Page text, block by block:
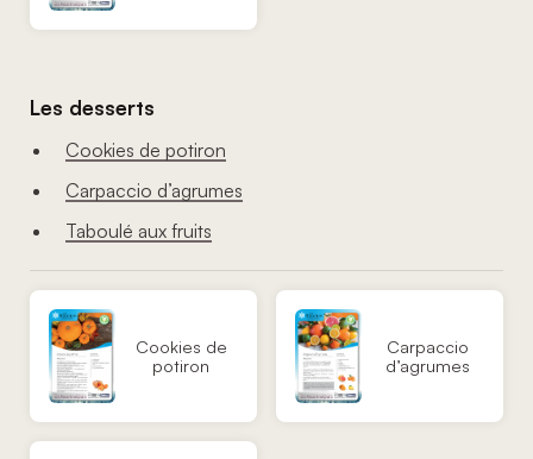
Les desserts
Cookies de potiron
Carpaccio d’agrumes
Taboulé aux fruits
Cookies de
potiron
Carpaccio
d’agrumes